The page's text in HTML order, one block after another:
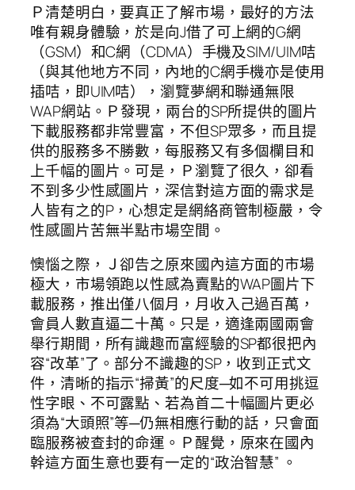
Ｐ清楚明白，要真正了解市場，最好的方法
唯有親身體驗，於是向J借了可上網的G網
（GSM）和C網（CDMA）手機及SIM/UIM咭
（與其他地方不同，內地的C網手機亦是使用
插咭，即UIM咭），瀏覽夢網和聯通無限
WAP網站。Ｐ發現，兩台的SP所提供的圖片
下載服務都非常豐富，不但SP眾多，而且提
供的服務多不勝數，每服務又有多個欄目和
上千幅的圖片。可是，Ｐ瀏覽了很久，卻看
不到多少性感圖片，深信對這方面的需求是
人皆有之的P，心想定是網絡商管制極嚴，令
性感圖片苦無半點市場空間。
懊惱之際，Ｊ卻告之原來國內這方面的市場
極大，市場領跑以性感為賣點的WAP圖片下
載服務，推出僅八個月，月收入己過百萬，
會員人數直逼二十萬。只是，適逢兩國兩會
舉行期間，所有識趣而富經驗的SP都很把內
容“改革”了。部分不識趣的SP，收到正式文
件，清晰的指示“掃黃”的尺度─如不可用挑逗
性字眼、不可露點、若為首二十幅圖片更必
須為“大頭照”等─仍無相應行動的話，只會面
臨服務被查封的命運。Ｐ醒覺，原來在國內
幹這方面生意也要有一定的“政治智慧” 。